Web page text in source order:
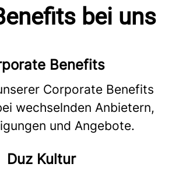
bei uns
Benefits
Corporate Benefits
wechselnden Anbietern,
und Angebote.
Duz Kultur